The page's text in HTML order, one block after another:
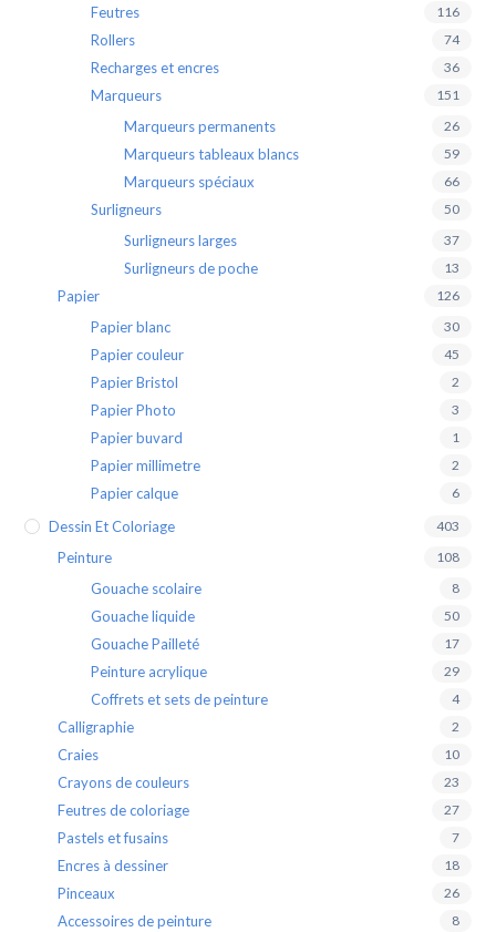
Feutres 116
Rollers 74
Recharges et encres 36
Marqueurs 151
Marqueurs permanents 26
Marqueurs tableaux blancs 59
Marqueurs spéciaux 66
Surligneurs 50
Surligneurs larges 37
Surligneurs de poche 13
Papier 126
Papier blanc 30
Papier couleur 45
Papier Bristol 2
Papier Photo 3
Papier buvard 1
Papier millimetre 2
Papier calque 6
Dessin Et Coloriage 403
Peinture 108
Gouache scolaire 8
Gouache liquide 50
Gouache Pailleté 17
Peinture acrylique 29
Coffrets et sets de peinture 4
Calligraphie 2
Craies 10
Crayons de couleurs 23
Feutres de coloriage 27
Pastels et fusains 7
Encres à dessiner 18
Pinceaux 26
Accessoires de peinture 8